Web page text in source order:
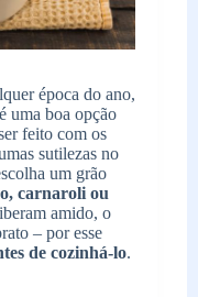
época do ano,
uma boa opção
feito com os
sutilezas no
um grão
carnaroli ou
amido, o
– por esse
de cozinhá-lo.